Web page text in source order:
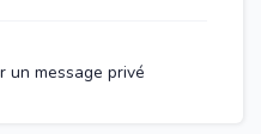
un message privé